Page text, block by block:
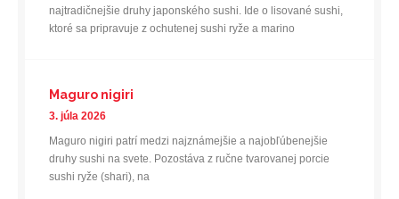
najtradičnejšie druhy japonského sushi. Ide o lisované sushi,
ktoré sa pripravuje z ochutenej sushi ryže a marino
Maguro nigiri
3. júla 2026
Maguro nigiri patrí medzi najznámejšie a najobľúbenejšie
druhy sushi na svete. Pozostáva z ručne tvarovanej porcie
sushi ryže (shari), na